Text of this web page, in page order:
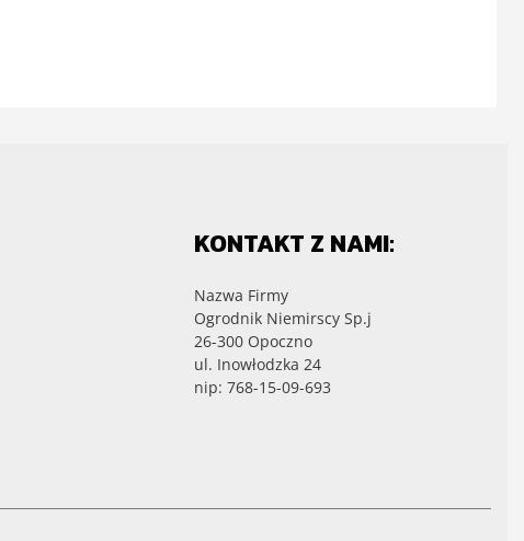
KONTAKT Z NAMI:
Nazwa Firmy
Ogrodnik Niemirscy Sp.j
26-300 Opoczno
ul. Inowłodzka 24
nip: 768-15-09-693